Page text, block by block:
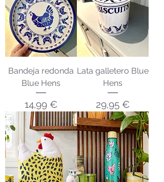
Bandeja redonda
Blue Hens
Precio
14,99 €
Lata galletero Blue
Hens
Precio
29,95 €